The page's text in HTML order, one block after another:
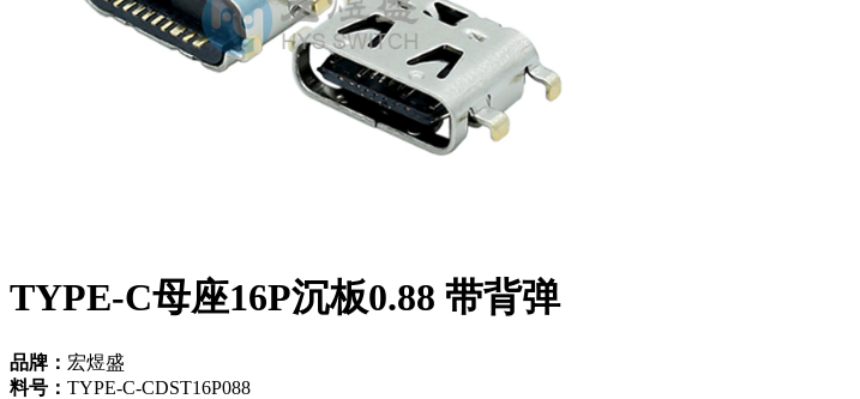
TYPE-C母座16P沉板0.88 带背弹
品牌： 宏煜盛
料号： TYPE-C-CDST16P088